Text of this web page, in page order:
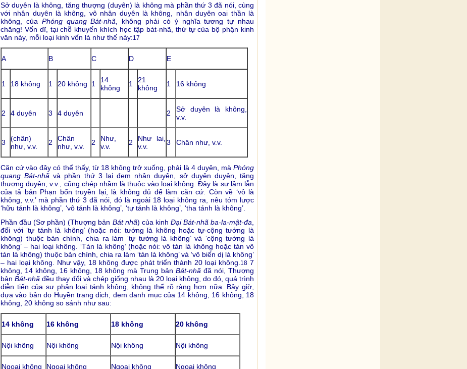
Sở duyên là không, tăng thượng (duyên) là không mà phần thứ 3 đã nói, cùng
với nhân duyên là không, vô nhân duyên là không, nhân duyên oai thần là
không, của Phóng quang Bát-nhã , không phải có ý nghĩa tương tự nhau
chăng! Vốn dĩ, tại chỗ khuyến khích học tập bát-nhã, thứ tự của bộ phận kinh
văn này, mỗi loại kinh vốn là như thế này:17
A B C D E
1 18 không 1 20 không 1
14
không
1
21
không
1 16 không
2 4 duyên 3 4 duyên 2
Sở duyên là không,
v.v.
3
(chân)
như, v.v.
2
Chân
như, v.v.
2
Như,
v.v.
2
Như lai,
v.v.
3 Chân như, v.v.
Căn cứ vào đây có thể thấy, từ 18 không trở xuống, phải là 4 duyên, mà Phóng
quang Bát-nhã và phần thứ 3 lại đem nhân duyên, sở duyên duyên, tăng
thượng duyên, v.v., cũng chép nhầm là thuộc vào loại không. Đây là sự lầm lẫn
của tả bản Phạn bổn truyền lại, là không đủ để làm căn cứ. Còn về ‘vô là
không, v.v.’ mà phần thứ 3 đã nói, đó là ngoài 18 loại không ra, nêu tóm lược
‘hữu tánh là không’, ‘vô tánh là không’, ‘tự tánh là không’, ‘tha tánh là không’.
Phần đầu (Sơ phần) (Thượng bản Bát nhã) của kinh Đại Bát-nhã ba-la-mật-đa
đối với ‘tự tánh là không’ (hoặc nói: tướng là không hoặc tự-cộng tướng là
không) thuộc bản chính, chia ra làm ‘tự tướng là không’ và ‘cộng tướng là
không’ – hai loại không. ‘Tán là không’ (hoặc nói: vô tán là không hoặc tán vô
tán là không) thuộc bản chính, chia ra làm ‘tán là không’ và ‘vô biến dị là không’
– hai loại không. Như vậy, 18 không được phát triển thành 20 loại không. 18 7
không, 14 không, 16 không, 18 không mà Trung bản Bát-nhã đã nói, Thượng
bản Bát-nhã đều thay đổi và chép giống nhau là 20 loại không, do đó, quá trình
diễn tiến của sự phân loại tánh không, không thể rõ ràng hơn nữa. Bây giờ,
dựa vào bản do Huyền trang dịch, đem danh mục của 14 không, 16 không, 18
không, 20 không so sánh như sau:
14 không 16 không 18 không 20 không
Nội không Nội không Nội không Nội không
Ngoại không Ngoại không Ngoại không Ngoại không